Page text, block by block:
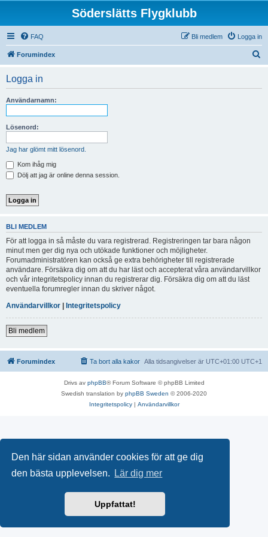
Den här sidan använder cookies för att ge dig
den bästa upplevelsen.
Lär dig mer
Uppfattat!
Söderslätts Flygklubb
FAQ Logga in
Bli medlem
Forumindex
Logga in
Användarnamn:
Lösenord:
Jag har glömt mitt lösenord.
Kom ihåg mig
Dölj att jag är online denna session.
BLI MEDLEM
För att logga in så måste du vara registrerad. Registreringen tar bara någon
minut men ger dig nya och utökade funktioner och möjligheter.
Forumadministratören kan också ge extra behörigheter till registrerade
användare. Försäkra dig om att du har läst och accepterat våra användarvillkor
och vår integritetspolicy innan du registrerar dig. Försäkra dig om att du läst
eventuella forumregler innan du skriver något.
Användarvillkor | Integritetspolicy
Bli medlem
Forumindex Alla tidsangivelser är UTC+01:00 UTC+1
Ta bort alla kakor
Drivs av phpBB® Forum Software © phpBB Limited
Swedish translation by phpBB Sweden © 2006-2020
Integritetspolicy| Användarvillkor